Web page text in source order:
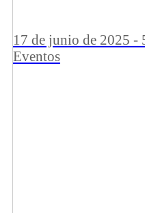
17 de junio de 2025 -
Eventos